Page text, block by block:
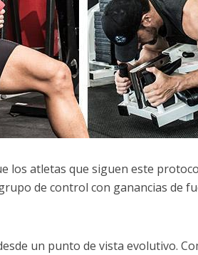
los atletas que siguen este
de control con ganancias de
un punto de vista evolutivo.